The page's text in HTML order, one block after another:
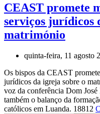
CEAST promete
serviços jurídicos
matrimónio
quinta-feira, 11 agosto
Os bispos da CEAST
jurídicos da igreja sobre o
voz da conferência Dom
também o balanço da
católicos em Luanda. 18812